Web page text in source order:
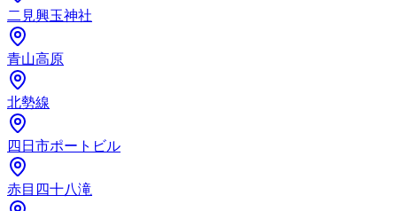
二見興玉神社
青山高原
北勢線
四日市ポートビル
赤目四十八滝